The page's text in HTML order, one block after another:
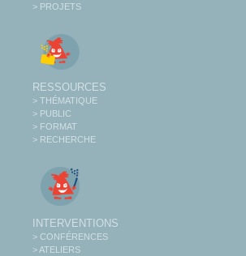
> PROJETS
RESSOURCES
> THÉMATIQUE
> PUBLIC
> FORMAT
> RECHERCHE
INTERVENTIONS
> CONFÉRENCES
> ATELIERS